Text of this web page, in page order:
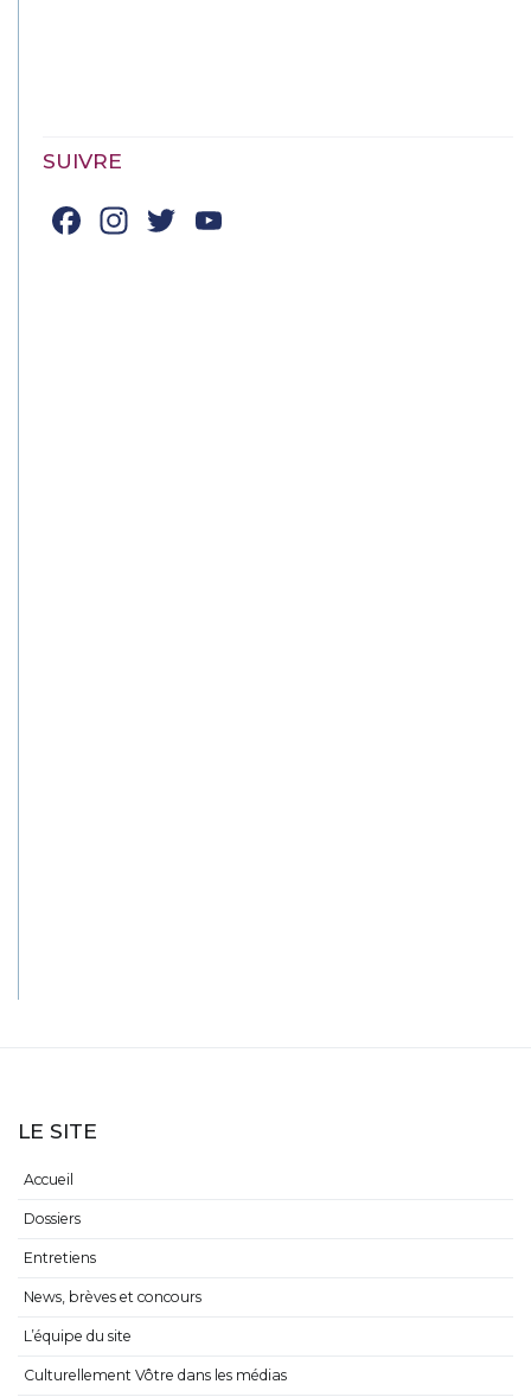
SUIVRE
Facebook
Instagram
Twitter
LE SITE
Accueil
Dossiers
Entretiens
News, brèves et concours
L’équipe du site
Culturellement Vôtre dans les médias